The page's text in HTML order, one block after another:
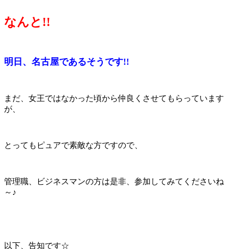
なんと!!
明日、名古屋であるそうです!!
まだ、女王ではなかった頃から仲良くさせてもらっています
が、
とってもピュアで素敵な方ですので、
管理職、ビジネスマンの方は是非、参加してみてくださいね
～♪
以下、告知です☆